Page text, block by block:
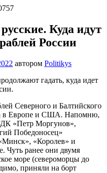
Куда идут
России
автором Politikys
гадать, куда идет
Северного и Балтийского
в Европе и США. Напомню,
«Петр Моргунов»,
Победоносец»
«Королев» и
Чуть ранее они двумя
море (североморцы до
приняли на борт